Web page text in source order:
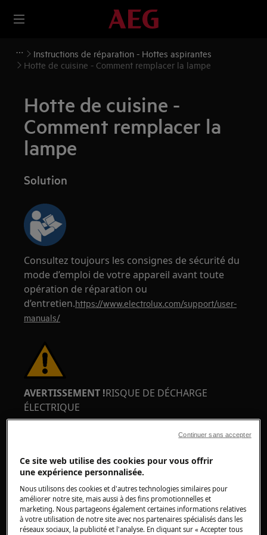
Instructions de réparation - Hottes aspirantes
Hotte de cuisine - Comment remplacer la lampe
Hotte de cuisine -
Comment remplacer la
lampe
Solution
Consultez toujours les consignes de sécurité du
mode d’emploi de votre appareil avant toute
opération de réparation ou
d’entretien.https://www.electrolux.com/support/user-
manuals/
AVERTISSEMENT !RISQUE DE DÉCHARGE
ÉLECTRIQUE
Avant toute opération de réparation ou
fiche d’alimentation de la prise.
Ce site web utilise des cookies pour vous offrir
une expérience personnalisée.
Nous utilisons des cookies et d'autres technologies similaires pour
améliorer notre site, mais aussi à des fins promotionnelles et
marketing. Nous partageons également certaines informations relatives
à votre utilisation de notre site avec nos partenaires spécialisés dans les
réseaux sociaux, la publicité et l'analyse. En cliquant sur « Accepter tous
Continuer sans accepter